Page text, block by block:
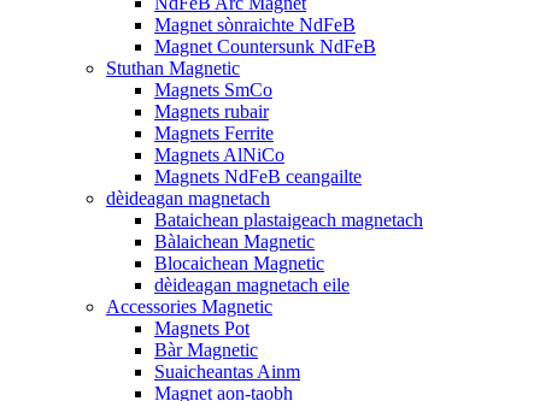
Magnet sònraichte NdFeB
Magnet Countersunk NdFeB
Stuthan Magnetic
Magnets SmCo
Magnets rubair
Magnets Ferrite
Magnets AlNiCo
Magnets NdFeB ceangailte
dèideagan magnetach
Bataichean plastaigeach magnetach
Bàlaichean Magnetic
Blocaichean Magnetic
dèideagan magnetach eile
Accessories Magnetic
Magnets Pot
Bàr Magnetic
Suaicheantas Ainm
Magnet aon-taobh